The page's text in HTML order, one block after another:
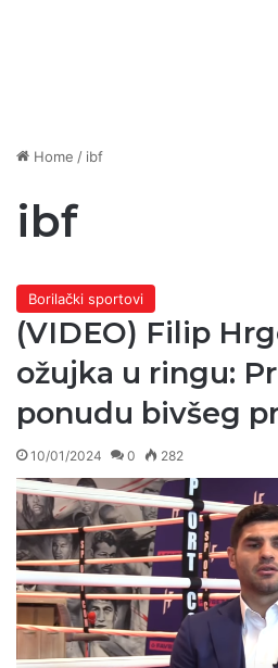
Home / ibf
ibf
Borilački sportovi
(VIDEO) Filip
ožujka u ringu:
ponudu bivšeg
10/01/2024 0 282